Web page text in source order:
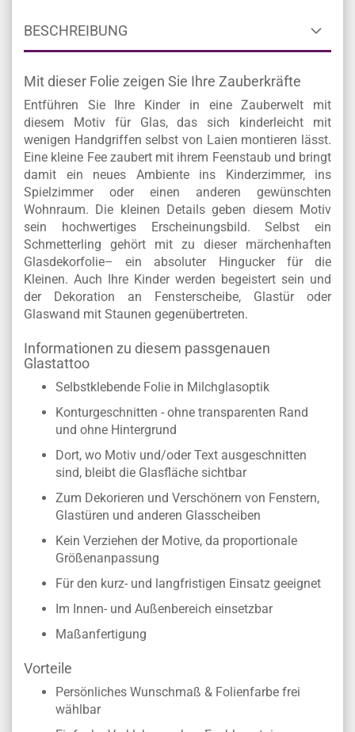
BESCHREIBUNG
Mit dieser Folie zeigen Sie Ihre Zauberkräfte
Entführen Sie Ihre Kinder in eine Zauberwelt mit
diesem Motiv für Glas, das sich kinderleicht mit
wenigen Handgriffen selbst von Laien montieren lässt.
Eine kleine Fee zaubert mit ihrem Feenstaub und bringt
damit ein neues Ambiente ins Kinderzimmer, ins
Spielzimmer oder einen anderen gewünschten
Wohnraum. Die kleinen Details geben diesem Motiv
sein hochwertiges Erscheinungsbild. Selbst ein
Schmetterling gehört mit zu dieser märchenhaften
Glasdekorfolie– ein absoluter Hingucker für die
Kleinen. Auch Ihre Kinder werden begeistert sein und
der Dekoration an Fensterscheibe, Glastür oder
Glaswand mit Staunen gegenübertreten.
Informationen zu diesem passgenauen
Glastattoo
Selbstklebende Folie in Milchglasoptik
Konturgeschnitten - ohne transparenten Rand
und ohne Hintergrund
Dort, wo Motiv und/oder Text ausgeschnitten
sind, bleibt die Glasfläche sichtbar
Zum Dekorieren und Verschönern von Fenstern,
Glastüren und anderen Glasscheiben
Kein Verziehen der Motive, da proportionale
Größenanpassung
Für den kurz- und langfristigen Einsatz geeignet
Im Innen- und Außenbereich einsetzbar
Maßanfertigung
Vorteile
Persönliches Wunschmaß & Folienfarbe frei
wählbar